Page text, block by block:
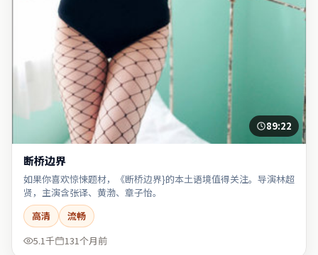
89:22
断桥边界
如果你喜欢惊悚题材，《断桥边界}的本土语境值得关注。导演林超
贤，主演含张译、黄渤、章子怡。
高清
流畅
5.1千
131个月前